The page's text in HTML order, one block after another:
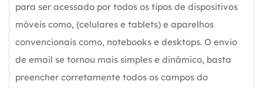
para ser acessado por todos os tipos de dispositivos
móveis como, (celulares e tablets) e aparelhos
convencionais como, notebooks e desktops. O envio
de email se tornou mais simples e dinâmico, basta
preencher corretamente todos os campos do